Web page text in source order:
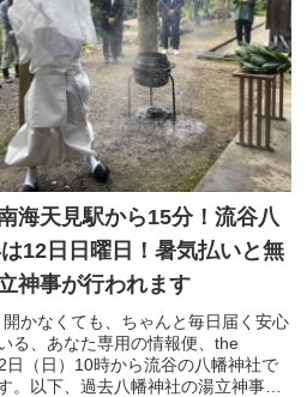
海天見駅から15分！流谷八
12日日曜日！暑気払いと無
神事が行われます
かなくても、ちゃんと毎日届く安心
る、あなた専用の情報便、the
（日）10時から流谷の八幡神社で
。以下、過去八幡神社の湯立神事の